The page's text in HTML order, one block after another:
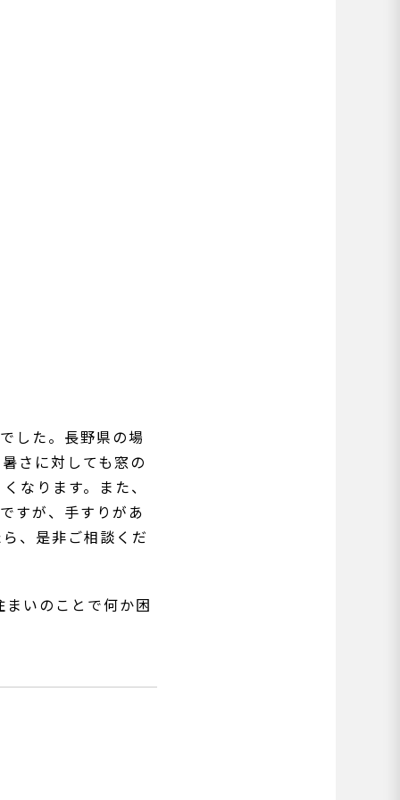
した。長野県の場
さに対しても窓の
なります。また、
すが、手すりがあ
、是非ご相談くだ
いのことで何か困